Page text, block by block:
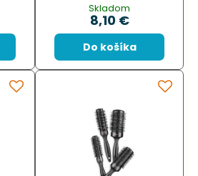
Skladom
8,10 €
Do košíka